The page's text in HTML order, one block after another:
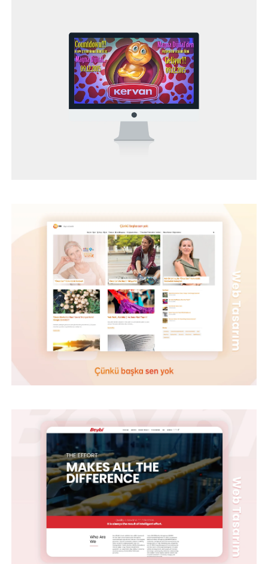
NN HAYAT VE EMEKLILIK - WEB PROJESI
BEYBİ – WEB TASARIM